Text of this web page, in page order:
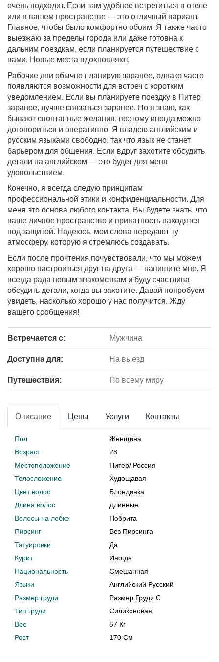
очень подходит. Если вам удобнее встретиться в отеле
или в вашем пространстве — это отличный вариант.
Главное, чтобы было комфортно обоим. Я также часто
выезжаю за пределы города или даже готовна к
дальним поездкам, если планируется путешествие с
вами. Новые места вдохновляют.
Рабочие дни обычно планирую заранее, однако часто
появляются возможности для встреч с коротким
уведомлением. Если вы планируете поездку в Питер
заранее, лучше связаться заранее. Но я знаю, как
бывают спонтанные желания, поэтому иногда можно
договориться и оперативно. Я владею английским и
русским языками свободно, так что язык не станет
барьером для общения. Если вдруг захотите обсудить
детали на английском — это будет для меня
удовольствием.
Конечно, я всегда следую принципам
профессиональной этики и конфиденциальности. Для
меня это основа любого контакта. Вы будете знать, что
ваше личное пространство и приватность находятся
под защитой. Надеюсь, мои слова передают ту
атмосферу, которую я стремлюсь создавать.
Если после прочтения почувствовали, что мы можем
хорошо настроиться друг на друга — напишите мне. Я
всегда рада новым знакомствам и буду счастлива
обсудить детали, когда вы захотите. Давай попробуем
увидеть, насколько хорошо у нас получится. Жду
вашего сообщения!
Встречается с: Мужчина
Доступна для: На выезд
Путешествия: По всему миру
Описание Цены Услуги Контакты
Пол
Женщина
Возраст
28
Местоположение
Питер/ Россия
Телосложение
Худощавая
Цвет волос
Блондинка
Длина волос
Длинные
Волосы на лобке
Побрита
Пирсинг
Без Пирсинга
Татуировки
Да
Курит
Иногда
Национальность
Смешанная
Языки
Английский Русский
Размер груди
Размер Груди C
Тип груди
Силиконовая
Вес
57 Кг
Рост
170 См